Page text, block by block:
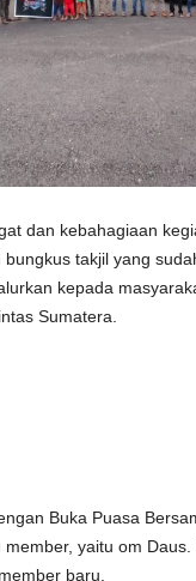
dan kebahagiaan
takjil yang
kepada
Sumatera.
Buka Puasa
yaitu om
baru.